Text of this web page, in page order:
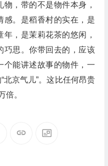
，带的不是物件本身，
感。是稻香村的实在，是
，是茉莉花茶的悠闲，
巧思。你带回去的，应该
个能讲述故事的物件，一
北京气儿”。这比任何昂贵
倍。